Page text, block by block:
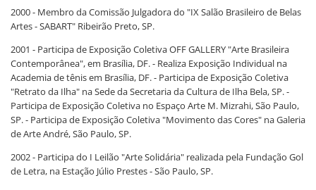
2000 - Membro da Comissão Julgadora do "IX Salão Brasileiro de Belas
Artes - SABART" Ribeirão Preto, SP.
2001 - Participa de Exposição Coletiva OFF GALLERY "Arte Brasileira
Contemporânea", em Brasília, DF. - Realiza Exposição Individual na
Academia de tênis em Brasília, DF. - Participa de Exposição Coletiva
"Retrato da Ilha" na Sede da Secretaria da Cultura de Ilha Bela, SP. -
Participa de Exposição Coletiva no Espaço Arte M. Mizrahi, São Paulo,
SP. - Participa de Exposição Coletiva "Movimento das Cores" na Galeria
de Arte André, São Paulo, SP.
2002 - Participa do I Leilão "Arte Solidária" realizada pela Fundação Gol
de Letra, na Estação Júlio Prestes - São Paulo, SP.